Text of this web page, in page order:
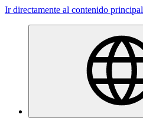
Ir directamente al contenido principal